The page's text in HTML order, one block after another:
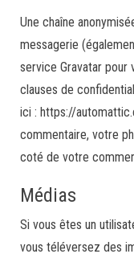
Une chaîne
messagerie
service Gravatar pour
clauses de
ici : https://
commentaire, votre
coté de votre
Médias
Si vous êtes un
vous téléversez des